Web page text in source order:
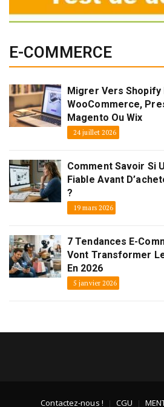
E-COMMERCE
Migrer Vers Shopify
WooCommerce,
Magento Ou Wix
24 juillet 2026
Comment Savoir Si
Fiable Avant
?
19 mars 2026
7 Tendances E-
Vont Transformer
En 2026
5 janvier 2026
Contactez-nous ! CGU